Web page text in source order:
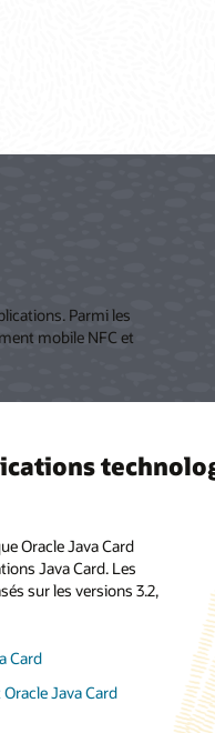
Parmi les
mobile NFC et
Oracle Java Card
Java Card. Les
sur les versions 3.2,
Card
Java Card
Il inclut un
d'extension
Java Card 3.2 et peut
les versions